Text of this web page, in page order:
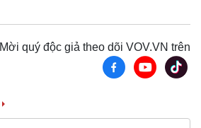
Mời quý độc giả theo dõi VOV.VN trên